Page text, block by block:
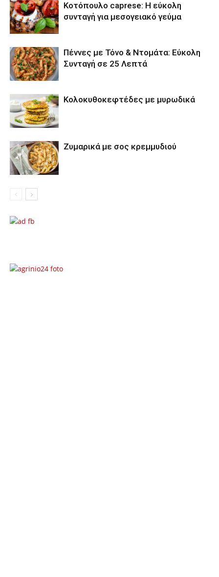
Κοτόπουλο caprese: Η εύκολη
συνταγή για μεσογειακό γεύμα
Πέννες με Τόνο & Ντομάτα: Εύκολη
Συνταγή σε 25 Λεπτά
Κολοκυθοκεφτέδες με μυρωδικά
Ζυμαρικά με σος κρεμμυδιού